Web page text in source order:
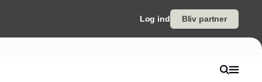
Log ind Bliv partner